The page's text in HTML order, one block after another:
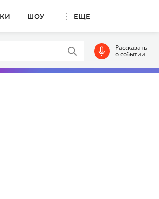
ШОУ ЕЩЕ
Рассказать
о событии